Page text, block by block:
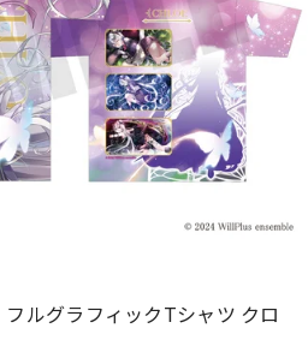
フルグラフィックTシャツ クロ